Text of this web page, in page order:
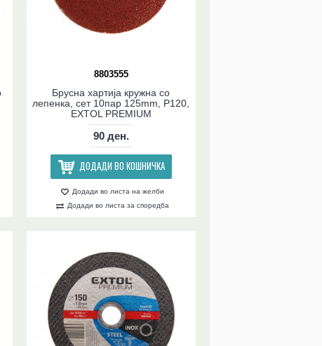
8803555
Брусна хартија кружна со
лепенка, сет 10пар 125mm, P120,
EXTOL PREMIUM
90 ден.
ДОДАДИ ВО КОШНИЧКА
Додади во листа на желби
Додади во листа за споредба